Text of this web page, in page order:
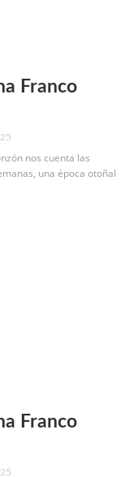
Franco
nos cuenta las
una época otoñal
Franco